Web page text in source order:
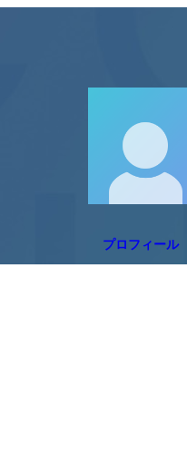
プロフィール